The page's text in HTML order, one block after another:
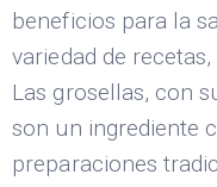
beneficios para la
variedad de
Las grosellas, con
son un ingrediente
preparaciones